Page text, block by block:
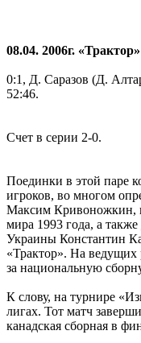
08.04. 2006г.
0:1, Д. Саразов (Д.
52:46.
Счет в серии 2-0.
Поединки в этой паре
игроков, во многом
Максим Кривоножкин,
мира 1993 года, а
Украины Константин
«Трактор». На
за национальную
К слову, на турнире
лигах. Тот матч
канадская сборная в